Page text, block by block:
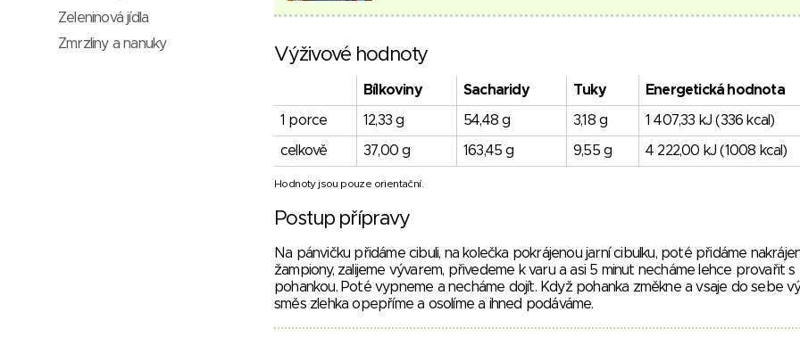
Zeleninová jídla
Zmrzliny a nanuky
Výživové hodnoty
Bílkoviny Sacharidy Tuky Energetická hodnota
1 porce 12,33 g 54,48 g 3,18 g 1 407,33 kJ (336 kcal)
celkově 37,00 g 163,45 g 9,55 g 4 222,00 kJ (1008 kcal)
Hodnoty jsou pouze orientační.
Postup přípravy
Na pánvičku přidáme cibuli, na kolečka pokrájenou jarní cibulku, poté přidáme
žampiony, zalijeme vývarem, přivedeme k varu a asi 5 minut necháme lehce provařit s
pohankou. Poté vypneme a necháme dojít. Když pohanka změkne a vsaje do sebe
směs zlehka opepříme a osolíme a ihned podáváme.